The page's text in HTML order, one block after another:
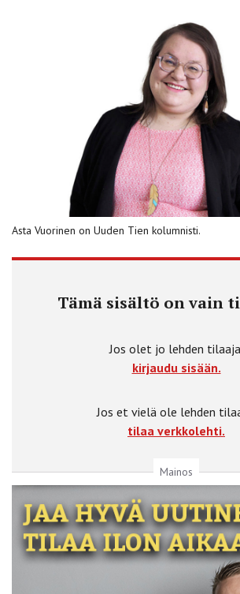
Asta Vuorinen on Uuden Tien kolumnisti.
Tämä sisältö on vain
Jos olet jo lehden tilaaja,
kirjaudu sisään.
Jos et vielä ole lehden
tilaa verkkolehti.
Mainos